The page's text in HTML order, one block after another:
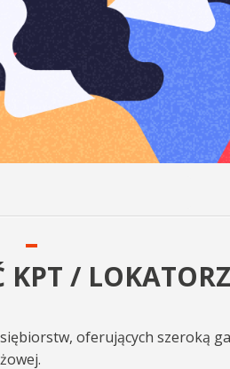
KPT /
oferujących szeroką